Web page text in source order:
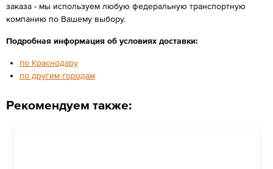
заказа - мы используем любую федеральную транспортную
компанию по Вашему выбору.
Подробная информация об условиях доставки:
по Краснодару
по другим городам
Рекомендуем также: